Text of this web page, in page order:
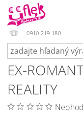
0910 219 180
EX-
REALITY